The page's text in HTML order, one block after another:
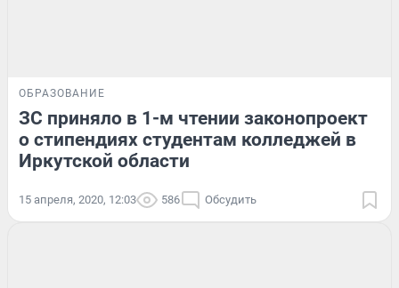
ОБРАЗОВАНИЕ
ЗС приняло в 1-м чтении законопроект
о стипендиях студентам колледжей в
Иркутской области
15 апреля, 2020, 12:03 586 Обсудить